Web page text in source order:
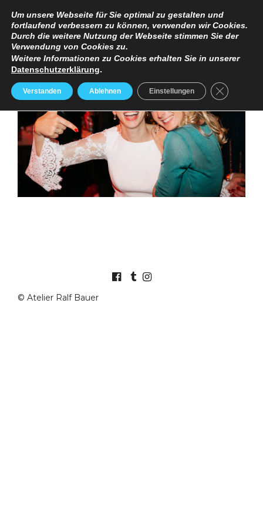
© Atelier Ralf Bauer
Um unsere Webseite für Sie optimal zu gestalten und
fortlaufend verbessern zu können, verwenden wir Cookies.
Durch die weitere Nutzung der Webseite stimmen Sie der
Verwendung von Cookies zu.
Weitere Informationen zu Cookies erhalten Sie in unserer
Datenschutzerklärung.
Verstanden Ablehnen Einstellungen GDPR